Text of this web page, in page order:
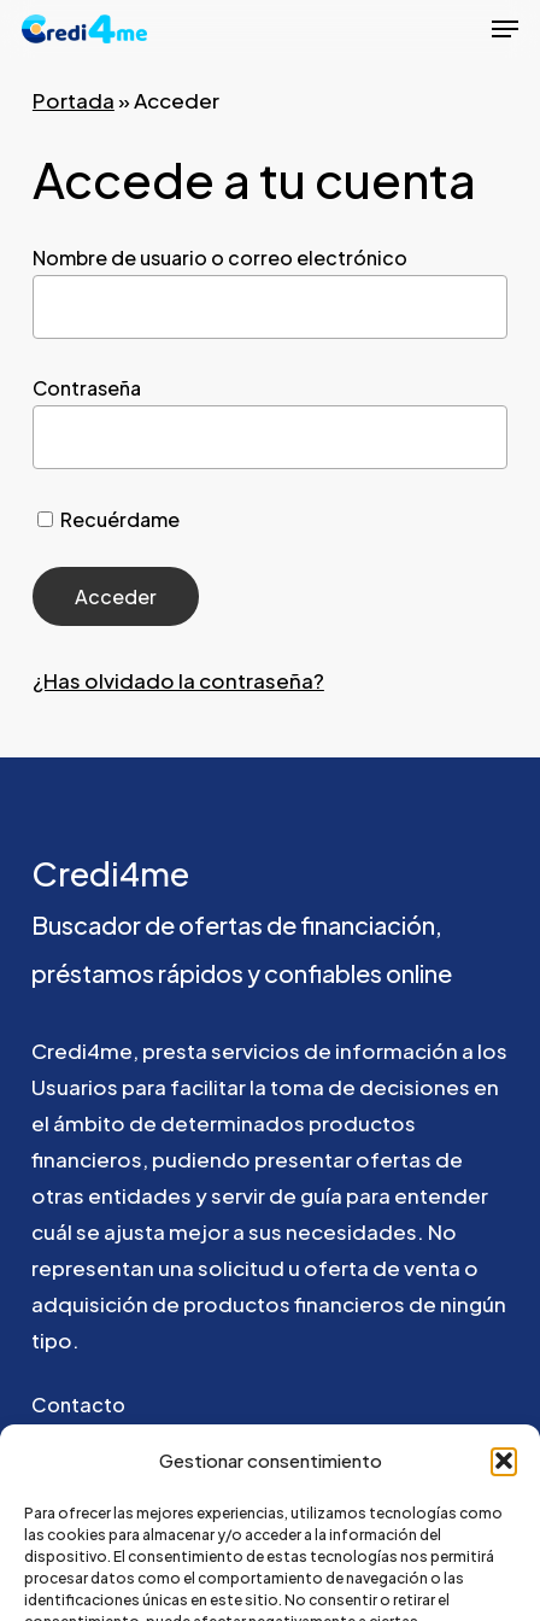
Gestionar consentimiento
Para ofrecer las mejores experiencias, utilizamos tecnologías como
las cookies para almacenar y/o acceder a la información del
dispositivo. El consentimiento de estas tecnologías nos permitirá
procesar datos como el comportamiento de navegación o las
identificaciones únicas en este sitio. No consentir o retirar el
Skip
mainPortada»Acceder
Accede a tu cuenta
Nombre de usuario o correo electrónico
Contraseña
Recuérdame
¿Has olvidado la contraseña?
Credi4me
Buscadordeofertas definanciación,
préstamos rápidosyconfiables online
Credi4me, prestaservicios de información a los
Usuarios para facilitarla toma de decisiones en
el ámbito de determinados productos
financieros, pudiendo presentarofertas de
otras entidadesyservirde guía para entender
cuálse ajusta mejorasus necesidades. No
representan unasolicitud u oferta deventa o
adquisición de productosfinancieros de ningún
tipo.
Contacto
Puedes ponerte en contacto con nosotros
hola@credi4me.com